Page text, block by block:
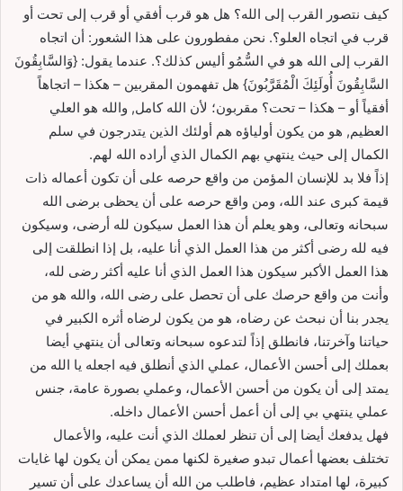
كيف نتصور القرب إلى الله؟ هل هو قرب أفقي أو قرب إلى تحت أو
قرب في اتجاه العلو؟. نحن مفطورون على هذا الشعور: أن اتجاه
القرب إلى الله هو في السُّمُو أليس كذلك؟. عندما يقول: {وَالسَّابِقُونَ
السَّابِقُونَ أُولَئِكَ الْمُقَرَّبُونَ} هل تفهمون المقربين – هكذا – اتجاهاً
أفقياً أو – هكذا – تحت؟ مقربون؛ لأن الله كامل, والله هو العلي
العظيم, هو من يكون أولياؤه هم أولئك الذين يتدرجون في سلم
الكمال إلى حيث ينتهي بهم الكمال الذي أراده الله لهم.
إذاً فلا بد للإنسان المؤمن من واقع حرصه على أن تكون أعماله ذات
قيمة كبرى عند الله، ومن واقع حرصه على أن يحظى برضى الله
سبحانه وتعالى، وهو يعلم أن هذا العمل سيكون لله أرضى، وسيكون
فيه لله رضى أكثر من هذا العمل الذي أنا عليه، بل إذا انطلقت إلى
هذا العمل الأكبر سيكون هذا العمل الذي أنا عليه أكثر رضى لله،
وأنت من واقع حرصك على أن تحصل على رضى الله، والله هو من
يجدر بنا أن نبحث عن رضاه، هو من يكون لرضاه أثره الكبير في
حياتنا وآخرتنا، فانطلق إذاً لتدعوه سبحانه وتعالى أن ينتهي أيضا
بعملك إلى أحسن الأعمال، عملي الذي أنطلق فيه اجعله يا الله من
يمتد إلى أن يكون من أحسن الأعمال، وعملي بصورة عامة، جنس
عملي ينتهي بي إلى أن أعمل أحسن الأعمال داخله.
فهل يدفعك أيضا إلى أن تنظر لعملك الذي أنت عليه، والأعمال
تختلف بعضها أعمال تبدو صغيرة لكنها ممن يمكن أن يكون لها غايات
كبيرة، لها امتداد عظيم، فاطلب من الله أن يساعدك على أن تسير